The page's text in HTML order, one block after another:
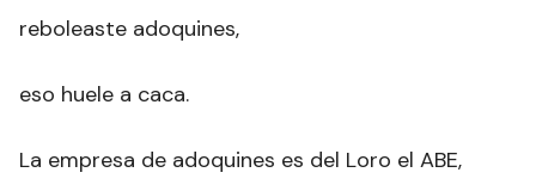
reboleaste adoquines,
eso huele a caca.
La empresa de adoquines es del Loro el ABE,